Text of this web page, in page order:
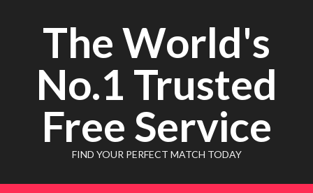
The World's
No.1 Trusted
Free Service
FIND YOUR PERFECT MATCH TODAY